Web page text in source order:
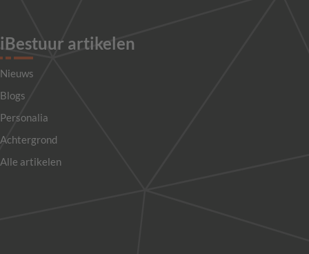
iBestuur artikelen
Nieuws
Blogs
Personalia
Achtergrond
Alle artikelen